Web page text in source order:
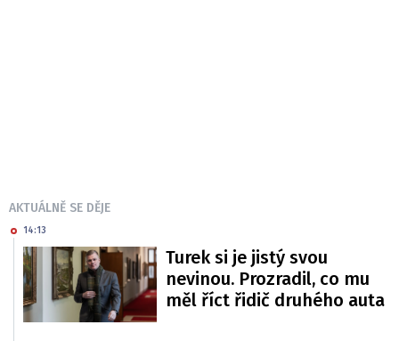
AKTUÁLNĚ SE DĚJE
14:13
Turek si je jistý svou
nevinou. Prozradil, co mu
měl říct řidič druhého auta